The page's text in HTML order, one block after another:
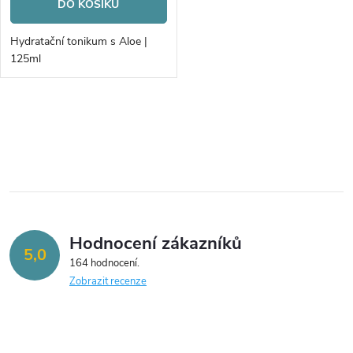
o
d
u
ů
o
d
t
ů
DO KOŠÍKU
Hydratační tonikum s Aloe |
125ml
l
d
a
5,0 Hodnocení zákazníků
164 hodnocení
Zobrazit recenze